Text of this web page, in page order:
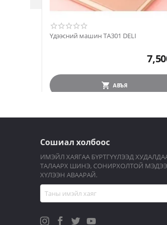
Үдээсний машин TA301 DELI
АВЪЯ
Сошиал холбоос
ИМЭЙЛ ХАЯГАА БҮРТГҮҮЛЭЭД
ТАЛААРХ ШИНЭ, СОНИРХОЛТОЙ
ХҮЛЭЭН АВААРАЙ.